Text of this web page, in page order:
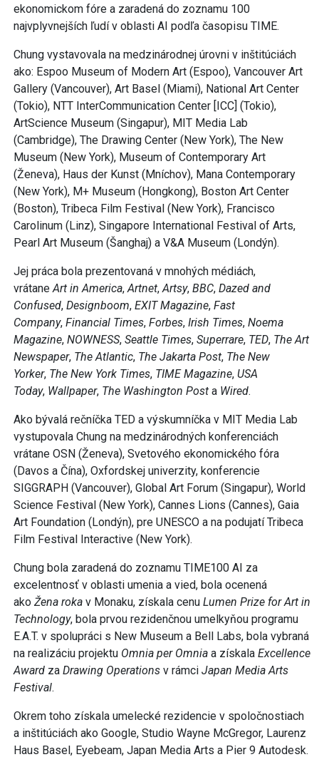
ekonomickom fóre a zaradená do zoznamu 100
najvplyvnejších ľudí v oblasti AI podľa časopisu TIME.
Chung vystavovala na medzinárodnej úrovni v inštitúciách
ako: Espoo Museum of Modern Art (Espoo), Vancouver Art
Gallery (Vancouver), Art Basel (Miami), National Art Center
(Tokio), NTT InterCommunication Center [ICC] (Tokio),
ArtScience Museum (Singapur), MIT Media Lab
(Cambridge), The Drawing Center (New York), The New
Museum (New York), Museum of Contemporary Art
(Ženeva), Haus der Kunst (Mníchov), Mana Contemporary
(New York), M+ Museum (Hongkong), Boston Art Center
(Boston), Tribeca Film Festival (New York), Francisco
Carolinum (Linz), Singapore International Festival of Arts,
Pearl Art Museum (Šanghaj) a V&A Museum (Londýn).
Jej práca bola prezentovaná v mnohých médiách,
vrátaneArt in America,Artnet,Artsy, BBC, Dazed and
Confused, Designboom, EXIT Magazine, Fast
Company, Financial Times, Forbes, Irish Times, Noema
Magazine, NOWNESS, Seattle Times, Superrare, TED, The Art
Newspaper, The Atlantic, The Jakarta Post, The New
Yorker, The New York Times, TIME Magazine, USA
Today, Wallpaper, The Washington Post a Wired.
Ako bývalá rečníčka TED a výskumníčka v MIT Media Lab
vystupovala Chung na medzinárodných konferenciách
vrátane OSN (Ženeva), Svetového ekonomického fóra
(Davos a Čína), Oxfordskej univerzity, konferencie
SIGGRAPH (Vancouver), Global Art Forum (Singapur), World
Science Festival (New York), Cannes Lions (Cannes), Gaia
Art Foundation (Londýn), pre UNESCO a na podujatí Tribeca
Film Festival Interactive (New York).
Chung bola zaradená do zoznamu TIME100 AI za
excelentnosť v oblasti umenia a vied, bola ocenená
ako Žena roka v Monaku, získala cenu Lumen Prize for Art in
Technology, bola prvou rezidenčnou umelkyňou programu
E.A.T. v spolupráci s New Museum a Bell Labs, bola vybraná
na realizáciu projektu Omnia per Omnia a získala Excellence
Award za Drawing Operations v rámci Japan Media Arts
Festival.
Okrem toho získala umelecké rezidencie v spoločnostiach
a inštitúciách ako Google, Studio Wayne McGregor, Laurenz
Haus Basel, Eyebeam, Japan Media Arts a Pier 9 Autodesk.